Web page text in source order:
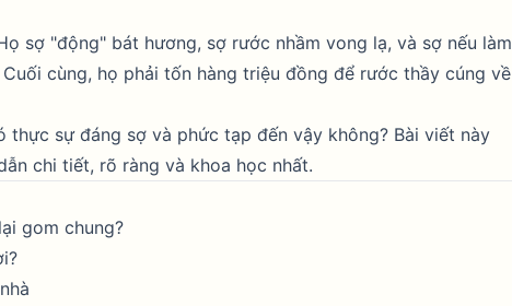
sợ "động" bát hương, sợ rước nhầm vong lạ, và sợ nếu làm
cùng, họ phải tốn hàng triệu đồng để rước thầy cúng về
sự đáng sợ và phức tạp đến vậy không? Bài viết này
chi tiết, rõ ràng và khoa học nhất.
gom chung?